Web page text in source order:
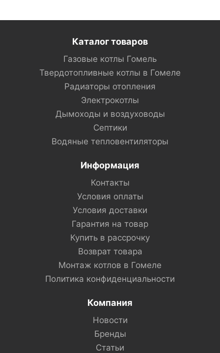
Каталог товаров
Газовые котлы Гомель
Твердотопливные котлы в Гомеле
Радиаторы отопления
Электрокотлы
Дымоходы и воздуховоды
Септики
Водяные тепловентиляторы
Информация
Контакты
Условия оплаты
Условия доставки
Гарантия на товар
Купить в рассрочку
Возврат товара
Монтаж котлов в Гомеле
Политика конфиденциальности
Компания
Новости
Бренды
Статьи